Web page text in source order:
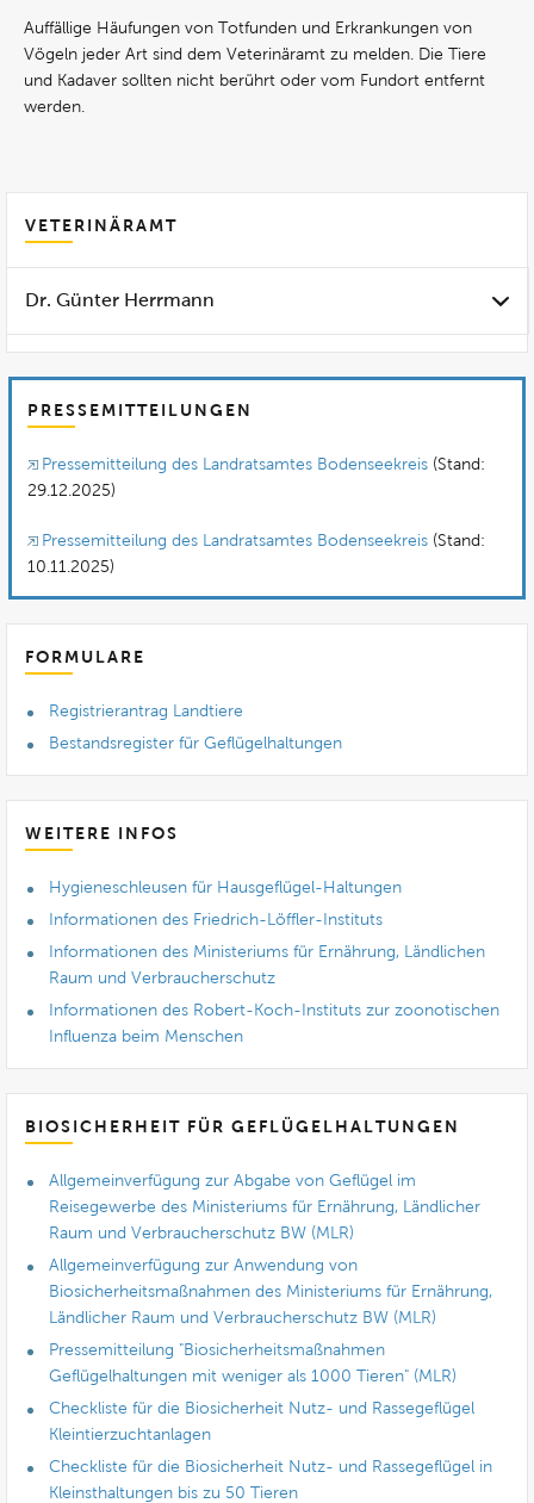
Auffällige Häufungen von Totfunden und Erkrankungen von
Vögeln jeder Art sind dem Veterinäramt zu melden. Die Tiere
und Kadaver sollten nicht berührt oder vom Fundort entfernt
werden.
VETERINÄRAMT
Dr. Günter Herrmann
PRESSEMITTEILUNGEN
Pressemitteilung des Landratsamtes Bodenseekreis (Stand:
29.12.2025)
Pressemitteilung des Landratsamtes Bodenseekreis (Stand:
10.11.2025)
FORMULARE
Registrierantrag Landtiere
Bestandsregister für Geflügelhaltungen
WEITERE INFOS
Hygieneschleusen für Hausgeflügel-Haltungen
Informationen des Friedrich-Löffler-Instituts
Informationen des Ministeriums für Ernährung, Ländlichen
Raum und Verbraucherschutz
Informationen des Robert-Koch-Instituts zur zoonotischen
Influenza beim Menschen
BIOSICHERHEIT FÜR GEFLÜGELHALTUNGEN
Allgemeinverfügung zur Abgabe von Geflügel im
Reisegewerbe des Ministeriums für Ernährung, Ländlicher
Raum und Verbraucherschutz BW (MLR)
Allgemeinverfügung zur Anwendung von
Biosicherheitsmaßnahmen des Ministeriums für Ernährung,
Ländlicher Raum und Verbraucherschutz BW (MLR)
Pressemitteilung "Biosicherheitsmaßnahmen
Geflügelhaltungen mit weniger als 1000 Tieren" (MLR)
Checkliste für die Biosicherheit Nutz- und Rassegeflügel
Kleintierzuchtanlagen
Checkliste für die Biosicherheit Nutz- und Rassegeflügel in
Kleinsthaltungen bis zu 50 Tieren